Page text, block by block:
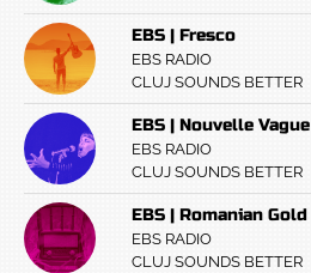
EBS | Fresco
EBS RADIO
CLUJ SOUNDS BETTER
EBS | Nouvelle Vague
EBS RADIO
CLUJ SOUNDS BETTER
EBS | Romanian Gold
EBS RADIO
CLUJ SOUNDS BETTER